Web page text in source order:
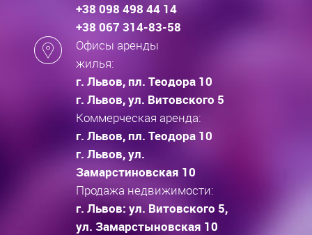
+38 098 498 44 14
+38 067 314-83-58
Офисы аренды
жилья:
г. Львов, пл. Теодора 10
г. Львов, ул. Витовского 5
Коммерческая аренда:
г. Львов, пл. Теодора 10
г. Львов, ул.
Замарстиновская 10
Продажа недвижимости:
г. Львов: ул. Витовского 5,
ул. Замарстыновская 10